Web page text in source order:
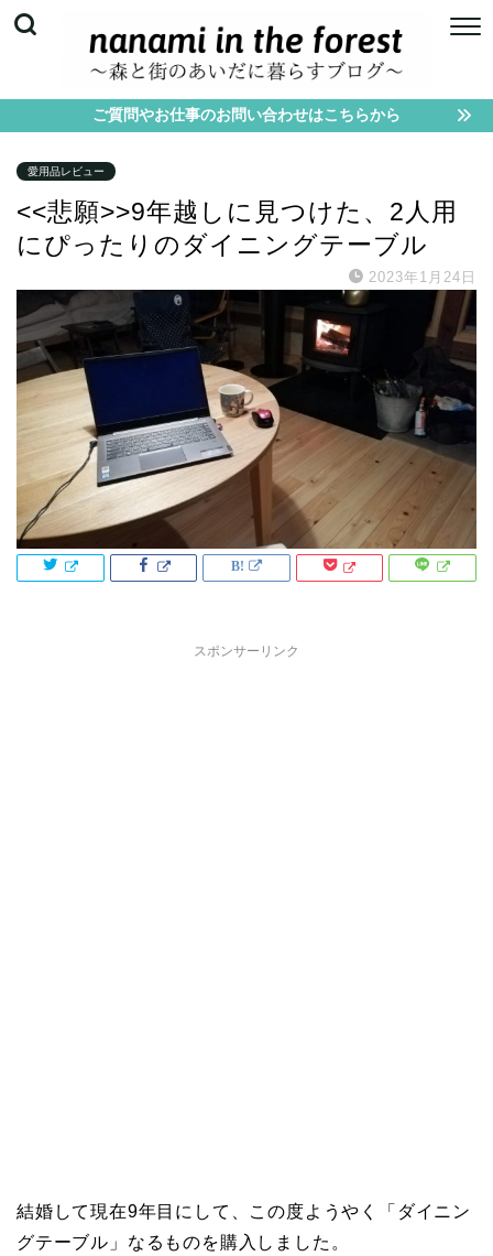
ご質問やお仕事のお問い合わせはこちらから
愛用品レビュー
<<悲願>>9年越しに見つけた、2人用
にぴったりのダイニングテーブル
2023年1月24日
スポンサーリンク
結婚して現在9年目にして、この度ようやく「ダイニン
グテーブル」なるものを購入しました。